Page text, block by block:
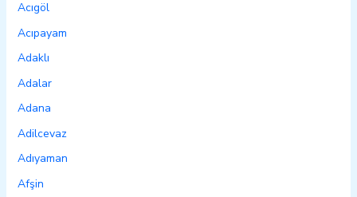
Acıgöl
Acıpayam
Adaklı
Adalar
Adana
Adilcevaz
Adıyaman
Afşin